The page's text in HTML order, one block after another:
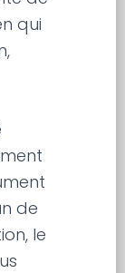
qui
de
le